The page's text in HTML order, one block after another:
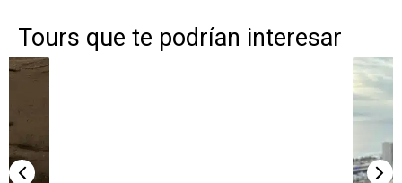
Tours que te podrían interesar